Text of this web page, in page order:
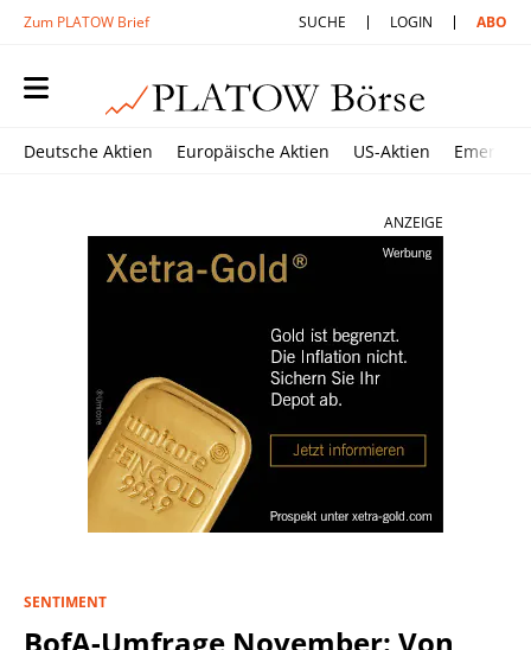
Zum PLATOW Brief SUCHE LOGIN ABO
Deutsche Aktien Europäische Aktien US-Aktien
ANZEIGE
SENTIMENT